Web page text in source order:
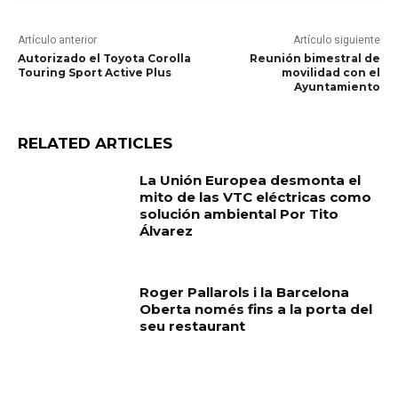
Artículo anterior
Autorizado el Toyota Corolla
Touring Sport Active Plus
Artículo siguiente
Reunión bimestral de
movilidad con el
Ayuntamiento
RELATED ARTICLES
La Unión Europea desmonta el
mito de las VTC eléctricas como
solución ambiental Por Tito
Álvarez
Roger Pallarols i la Barcelona
Oberta només fins a la porta del
seu restaurant